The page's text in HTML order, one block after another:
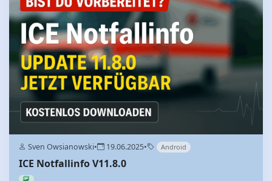
Sven Owsianowski• 19.06.2025• Android
ICE Notfallinfo V11.8.0